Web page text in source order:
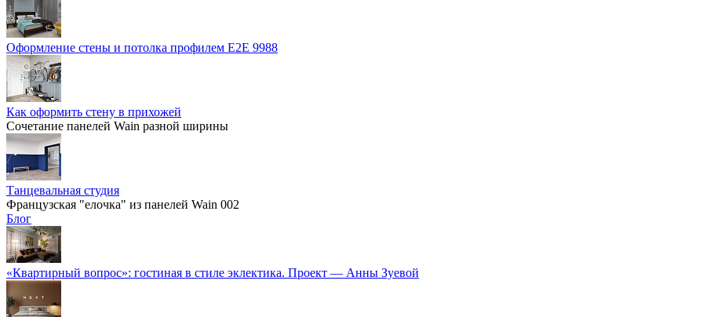
Оформление стены и потолка профилем E2E 9988
Как оформить стену в прихожей
Сочетание панелей Wain разной ширины
Танцевальная студия
Французская "елочка" из панелей Wain 002
Блог
«Квартирный вопрос»: гостиная в стиле эклектика. Проект — Анны Зуевой